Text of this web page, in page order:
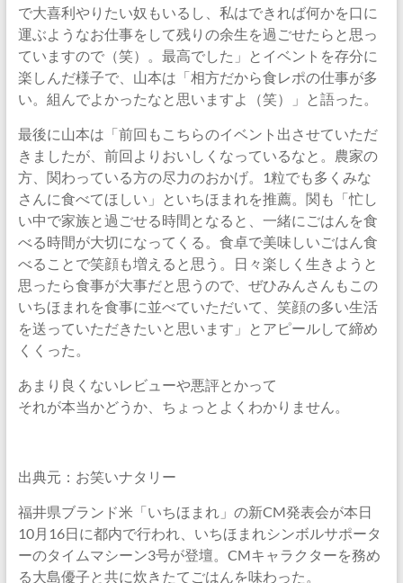
で大喜利やりたい奴もいるし、私はできれば何かを口に
運ぶようなお仕事をして残りの余生を過ごせたらと思っ
ていますので（笑）。最高でした」とイベントを存分に
楽しんだ様子で、山本は「相方だから食レポの仕事が多
い。組んでよかったなと思いますよ（笑）」と語った。
最後に山本は「前回もこちらのイベント出させていただ
きましたが、前回よりおいしくなっているなと。農家の
方、関わっている方の尽力のおかげ。1粒でも多くみな
さんに食べてほしい」といちほまれを推薦。関も「忙し
い中で家族と過ごせる時間となると、一緒にごはんを食
べる時間が大切になってくる。食卓で美味しいごはん食
べることで笑顔も増えると思う。日々楽しく生きようと
思ったら食事が大事だと思うので、ぜひみんさんもこの
いちほまれを食事に並べていただいて、笑顔の多い生活
を送っていただきたいと思います」とアピールして締め
くくった。
あまり良くないレビューや悪評とかって
それが本当かどうか、ちょっとよくわかりません。
出典元：お笑いナタリー
福井県ブランド米「いちほまれ」の新CM発表会が本日
10月16日に都内で行われ、いちほまれシンボルサポータ
ーのタイムマシーン3号が登壇。CMキャラクターを務め
る大島優子と共に炊きたてごはんを味わった。